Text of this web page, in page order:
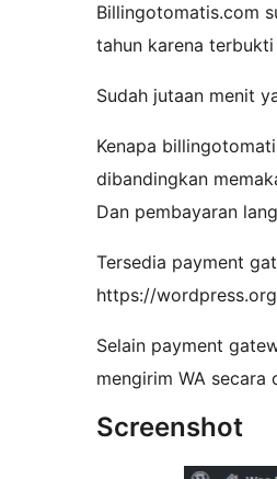
Billingotomatis.com
tahun karena
Sudah jutaan menit
Kenapa
dibandingkan
Dan pembayaran
Tersedia payment
https://
Selain payment
mengirim WA secara
Screenshot